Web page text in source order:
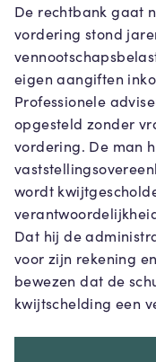
De rechtbank gaat
vordering stond
eigen aangiften
Professionele
opgesteld zonder
vordering. De man
wordt
Dat hij de
voor zijn rekening
bewezen dat de
kwijtschelding een